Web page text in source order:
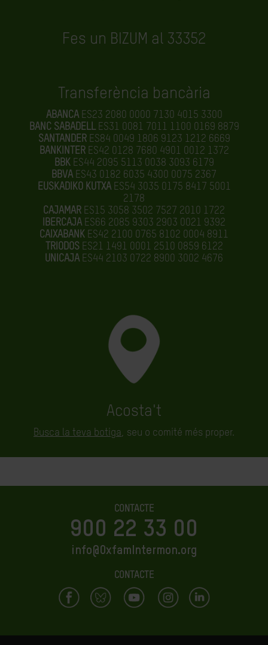
Fes un BIZUM al 33352
Transferència bancària
ABANCAES23 2080 0000 7130 4015 3300
BANC SABADELLES31 0081 7011 1100 0169 8879
SANTANDERES84 0049 1806 9123 1212 6669
BANKINTERES42 0128 7680 4901 0012 1372
BBKES44 2095 5113 0038 3093 6179
BBVA ES43 0182 6035 4300 0075 2367
EUSKADIKO KUTXAES54 3035 0175 8417 5001
2178
CAJAMAR ES15 3058 3502 7527 2010 1722
IBERCAJA ES66 2085 9303 2903 0021 9392
CAIXABANK ES42 2100 0765 8102 0004 8911
TRIODOS ES21 1491 0001 2510 0859 6122
UNICAJA ES44 2103 0722 8900 3002 4676
Acosta't
Busca la teva botiga, seu o comité més proper.
CONTACTE
900 22 33 00
info@OxfamIntermon.org
CONTACTE